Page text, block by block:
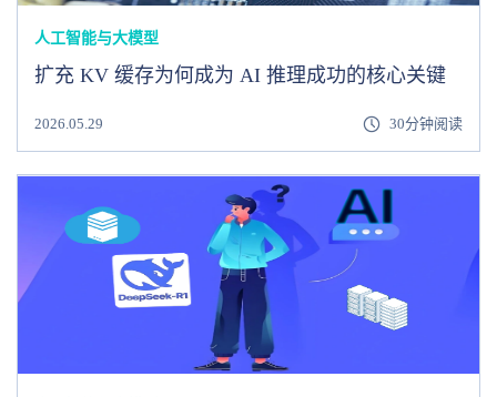
人工智能与大模型
扩充 KV 缓存为何成为 AI 推理成功的核心关键
2026.05.29 30分钟阅读